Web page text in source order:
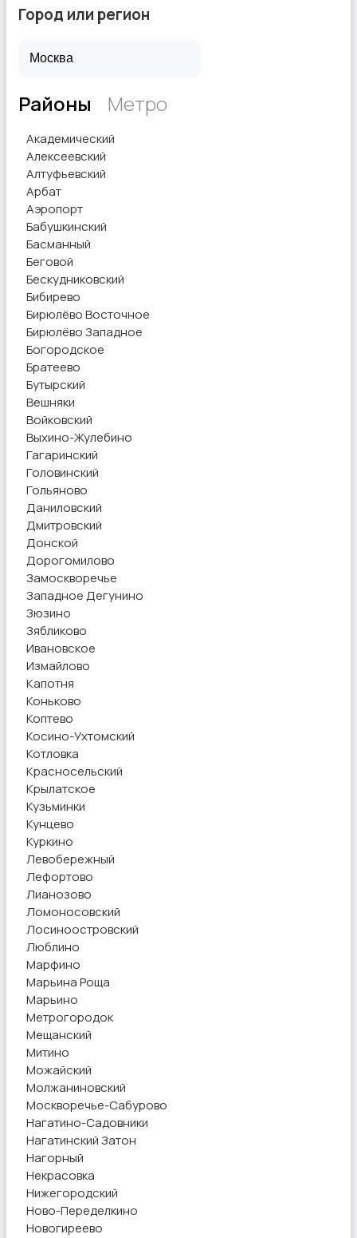
Город или регион
Районы Метро
Академический
Алексеевский
Алтуфьевский
Арбат
Аэропорт
Бабушкинский
Басманный
Беговой
Бескудниковский
Бибирево
Бирюлёво Восточное
Бирюлёво Западное
Богородское
Братеево
Бутырский
Вешняки
Войковский
Выхино-Жулебино
Гагаринский
Головинский
Гольяново
Даниловский
Дмитровский
Донской
Дорогомилово
Замоскворечье
Западное Дегунино
Зюзино
Зябликово
Ивановское
Измайлово
Капотня
Коньково
Коптево
Косино-Ухтомский
Котловка
Красносельский
Крылатское
Кузьминки
Кунцево
Куркино
Левобережный
Лефортово
Лианозово
Ломоносовский
Лосиноостровский
Люблино
Марфино
Марьина Роща
Марьино
Метрогородок
Мещанский
Митино
Можайский
Молжаниновский
Москворечье-Сабурово
Нагатино-Садовники
Нагатинский Затон
Нагорный
Некрасовка
Нижегородский
Ново-Переделкино
Новогиреево